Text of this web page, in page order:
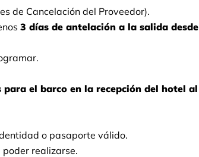
de Cancelación del Proveedor).
3 días de antelación a la salida desde
para el barco en la recepción del hotel al
o pasaporte válido.
realizarse.